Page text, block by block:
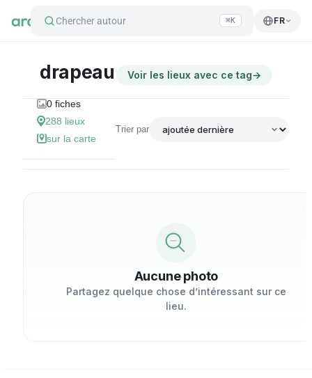
Chercher autour ⌘K FR
drapeau Voir les lieux avec ce tag→
0 fiches
288 lieux
sur la carte
Trier par
Aucune photo
Partagez quelque chose d’intéressant sur ce
lieu.